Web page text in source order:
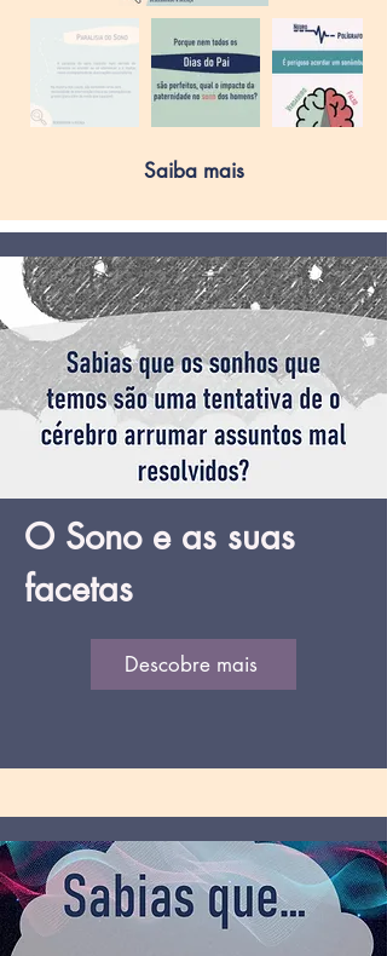
Saiba mais
O Sono e as suas
facetas
Descobre mais